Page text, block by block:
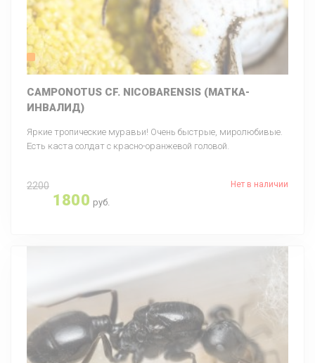
CAMPONOTUS CF. NICOBARENSIS (МАТКА-
ИНВАЛИД)
Яркие тропические муравьи! Очень быстрые, миролюбивые.
Есть каста солдат с красно-оранжевой головой.
2200
1800 руб.
Нет в наличии